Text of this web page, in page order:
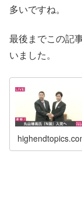
多いですね。
最後までこの記
いました。